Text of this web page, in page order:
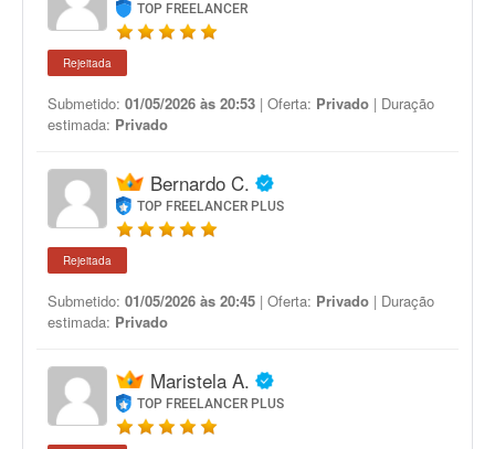
TOP FREELANCER
Rejeitada
Submetido: 01/05/2026 às 20:53 | Oferta: Privado | Duração
estimada: Privado
Bernardo C.
TOP FREELANCER PLUS
Rejeitada
Submetido: 01/05/2026 às 20:45 | Oferta: Privado | Duração
estimada: Privado
Maristela A.
TOP FREELANCER PLUS